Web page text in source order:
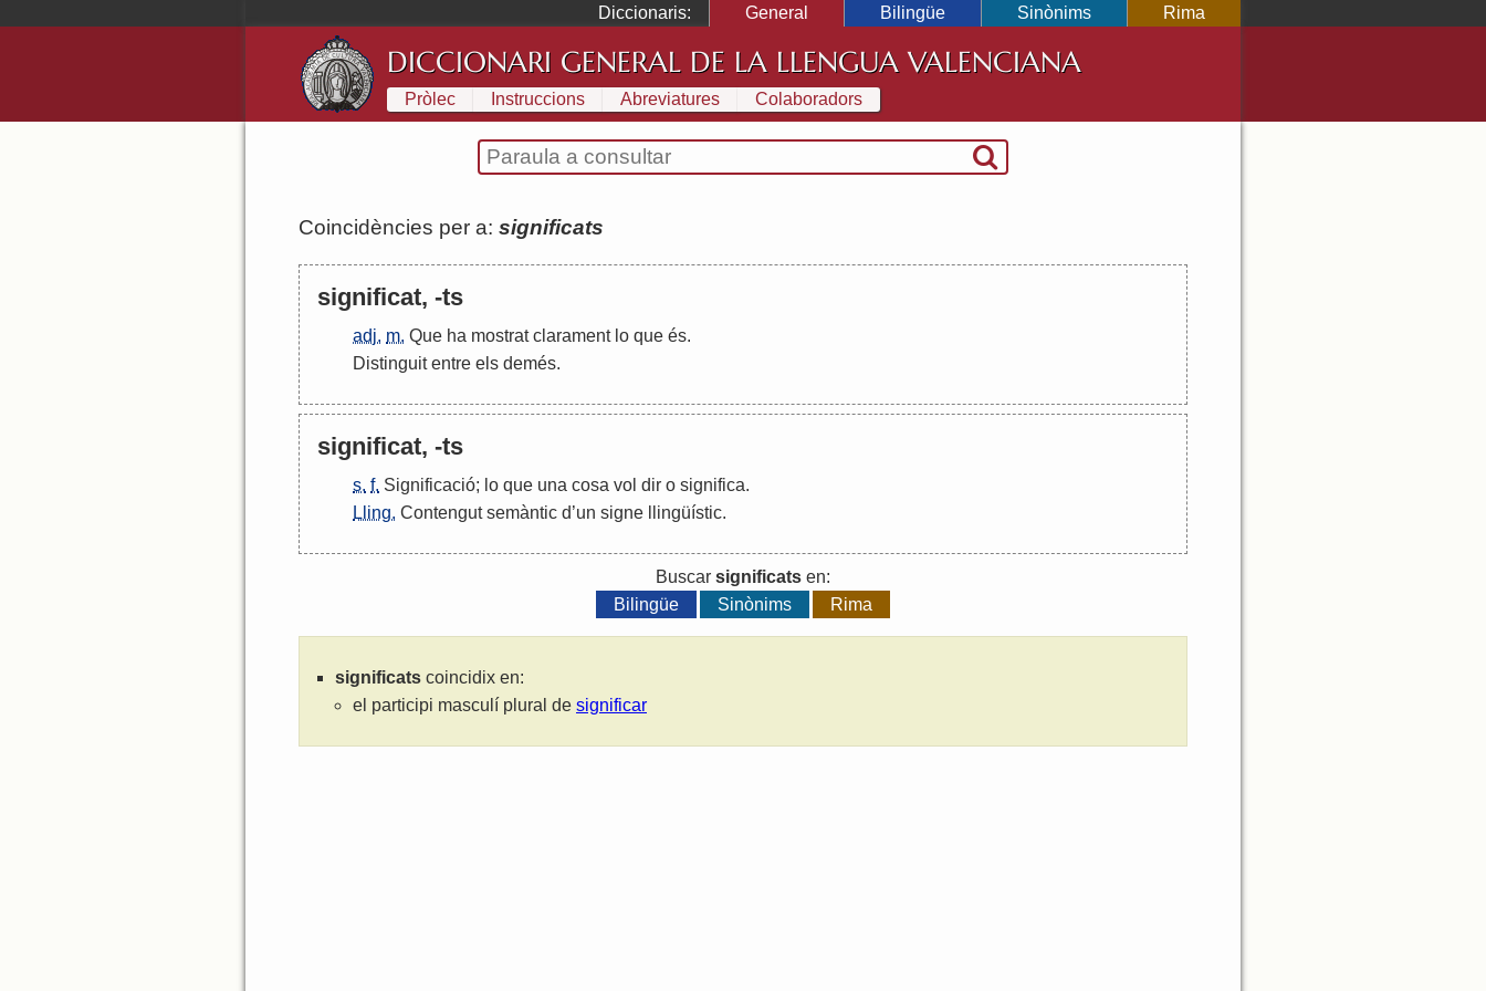
Diccionaris: General Bilingüe Sinònims Rima
DICCIONARI GENERAL DE LA LLENGUA VALENCIANA
Pròlec Instruccions Abreviatures Colaboradors
Coincidències per a: significats
significat, -ts
adj. m. Que ha mostrat clarament lo que és.
Distinguit entre els demés.
significat, -ts
s. f. Significació; lo que una cosa vol dir o significa.
Lling. Contengut semàntic d’un signe llingüístic.
Buscar significats en:
Bilingüe
Sinònims Rima
significats coincidix en:
el participi masculí plural de significar